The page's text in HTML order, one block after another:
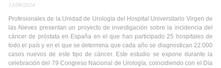
13/06/2014
Profesionales de la Unidad de Urología del Hospital Universitario Virgen de
las Nieves presentan un proyecto de investigación sobre la incidencia del
cáncer de próstata en España en el que han participado 25 hospitales de
todo el país y en el que se determina que cada año se diagnostican 22.000
casos nuevos de este tipo de cáncer. Este estudio se expone durante la
celebración del 79 Congreso Nacional de Urología, coincidiendo con el Día